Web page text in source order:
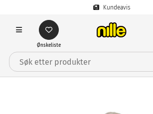
Kundeavis
Ønskeliste